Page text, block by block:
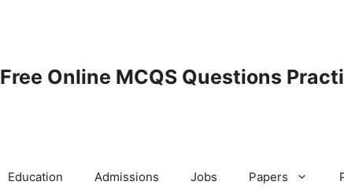
Free Online MCQS Questions
Education Admissions Jobs Papers